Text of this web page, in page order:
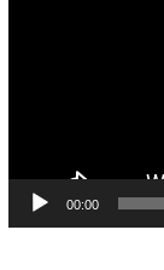
00:00